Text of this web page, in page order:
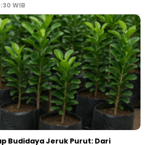
WIB
Budidaya Jeruk Purut: Dari